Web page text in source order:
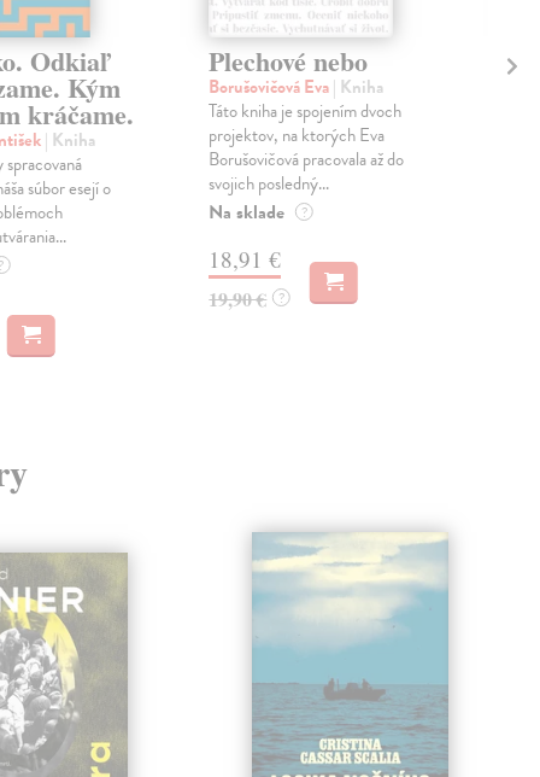
Odkiaľ
Kým
kráčame.
| Kniha
súbor esejí o
?
Plechové nebo
Borušovičová Eva| Kniha
Táto kniha je spojením dvoch
projektov, na ktorých Eva
Borušovičová pracovala až do
svojich posledný...
Na sklade ?
18,91 €
19,90 € ?